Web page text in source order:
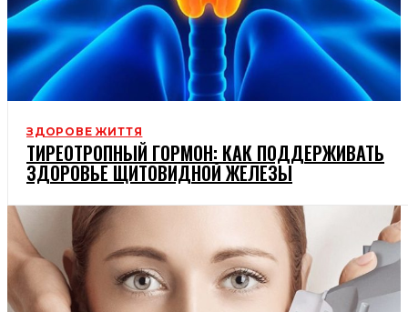
ЗДОРОВЕ ЖИТТЯ
ТИРЕОТРОПНЫЙ ГОРМОН: КАК ПОДДЕРЖИВАТЬ
ЗДОРОВЬЕ ЩИТОВИДНОЙ ЖЕЛЕЗЫ